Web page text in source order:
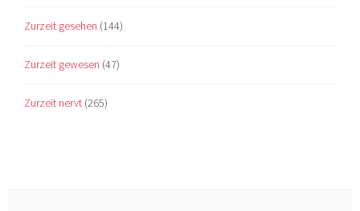
Zurzeit gesehen (144)
Zurzeit gewesen (47)
Zurzeit nervt (265)